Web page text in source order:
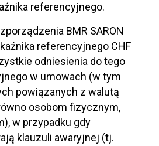
referencyjnego.
BMR SARON
referencyjnego CHF
odniesienia do tego
w umowach (w tym
powiązanych z walutą
osobom fizycznym,
w przypadku gdy
klauzuli awaryjnej (tj.